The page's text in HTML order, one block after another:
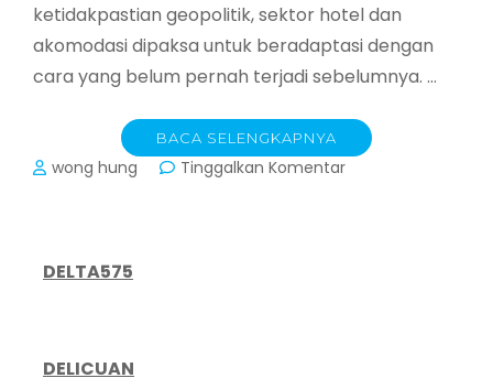
ketidakpastian geopolitik, sektor hotel dan
akomodasi dipaksa untuk beradaptasi dengan
cara yang belum pernah terjadi sebelumnya. …
BACA SELENGKAPNYA
wong hung Tinggalkan Komentarpada
DELTA575
DELICUAN